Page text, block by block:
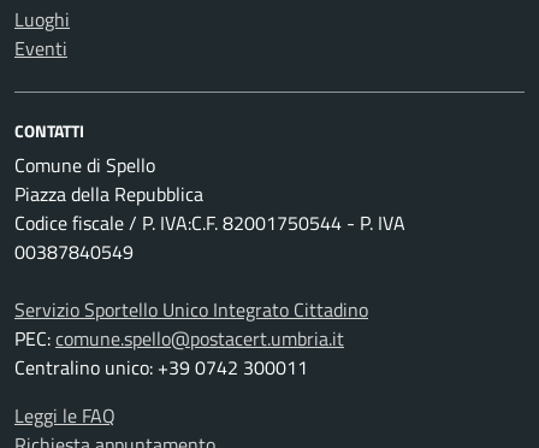
Luoghi
Eventi
CONTATTI
Comune di Spello
Piazza della Repubblica
Codice fiscale / P. IVA:C.F. 82001750544 - P. IVA
00387840549
Servizio Sportello Unico Integrato Cittadino
PEC:comune.spello@postacert.umbria.it
Centralino unico: +39 0742 300011
Leggi le FAQ